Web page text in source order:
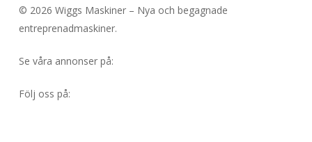
© 2026 Wiggs Maskiner – Nya och begagnade
entreprenadmaskiner.
Se våra annonser på:
Följ oss på: